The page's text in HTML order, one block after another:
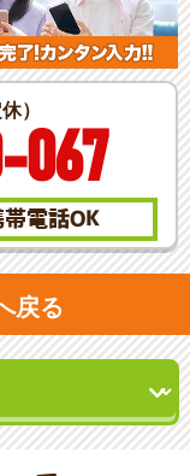
）
067
帯電話OK
戻る